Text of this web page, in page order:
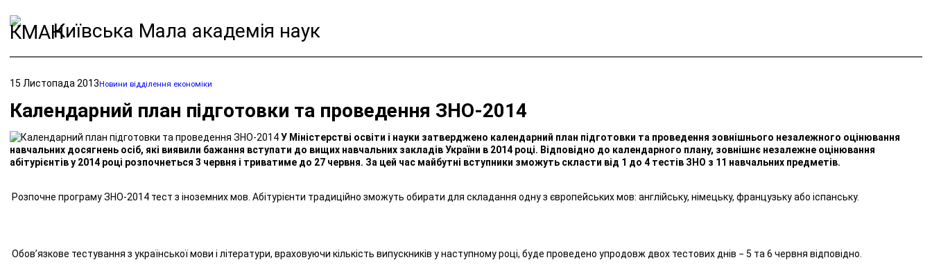
Київська Мала академія наук
15 Листопада 2013Новини відділення економіки
Календарний план підготовки та проведення ЗНО-2014
У Міністерстві освіти і науки затверджено календарний план підготовки та проведення зовнішнього незалежного оцінювання
навчальних досягнень осіб, які виявили бажання вступати до вищих навчальних закладів України в 2014 році. Відповідно до календарного плану, зовнішнє незалежне оцінювання
абітурієнтів у 2014 році розпочнеться 3 червня і триватиме до 27 червня. За цей час майбутні вступники зможуть скласти від 1 до 4 тестів ЗНО з 11 навчальних предметів.
Розпочне програму ЗНО-2014 тест з іноземних мов. Абітурієнти традиційно зможуть обирати для складання одну з європейських мов: англійську, німецьку, французьку або іспанську.
Обов’язкове тестування з української мови і літератури, враховуючи кількість випускників у наступному році, буде проведено упродовж двох тестових днів − 5 та 6 червня відповідно.